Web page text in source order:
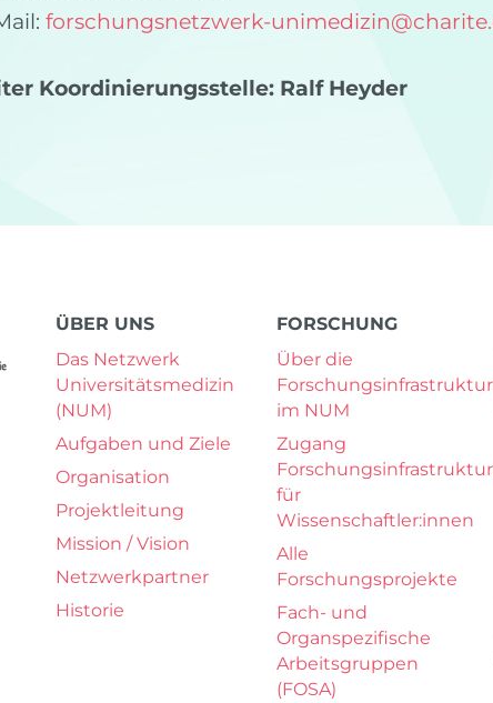
forschungsnetzwerk-unimedizin@
Koordinierungsstelle: Ralf Heyder
ÜBER UNS
Das Netzwerk
Universitätsmedizin
(NUM)
Aufgaben und Ziele
Organisation
Projektleitung
Mission / Vision
Netzwerkpartner
Historie
FORSCHUNG
Über die
im NUM
Zugang
für
Wissenschaftler:innen
Alle
Forschungsprojekte
Fach- und
Organspezifische
Arbeitsgruppen
(FOSA)